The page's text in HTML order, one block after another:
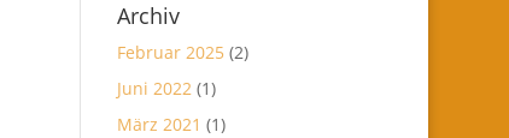
Archiv
Februar 2025 (2)
Juni 2022 (1)
März 2021 (1)